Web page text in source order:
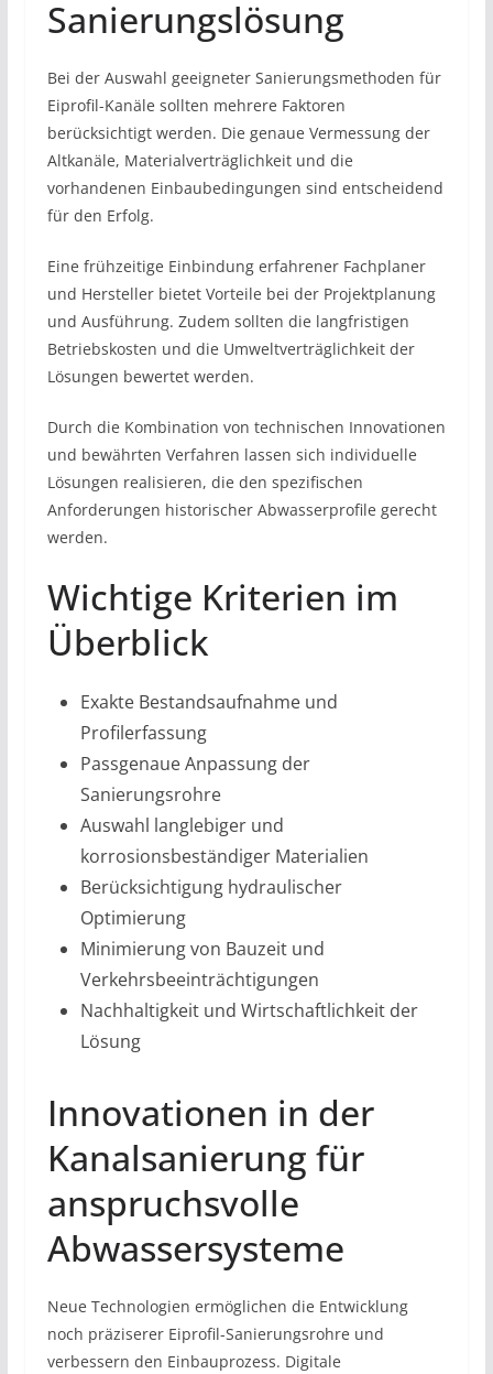
Sanierungslösung
Bei der Auswahl geeigneter Sanierungsmethoden für
Eiprofil-Kanäle sollten mehrere Faktoren
berücksichtigt werden. Die genaue Vermessung der
Altkanäle, Materialverträglichkeit und die
vorhandenen Einbaubedingungen sind entscheidend
für den Erfolg.
Eine frühzeitige Einbindung erfahrener Fachplaner
und Hersteller bietet Vorteile bei der Projektplanung
und Ausführung. Zudem sollten die langfristigen
Betriebskosten und die Umweltverträglichkeit der
Lösungen bewertet werden.
Durch die Kombination von technischen Innovationen
und bewährten Verfahren lassen sich individuelle
Lösungen realisieren, die den spezifischen
Anforderungen historischer Abwasserprofile gerecht
werden.
Wichtige Kriterien im
Überblick
Exakte Bestandsaufnahme und
Profilerfassung
Passgenaue Anpassung der
Sanierungsrohre
Auswahl langlebiger und
korrosionsbeständiger Materialien
Berücksichtigung hydraulischer
Optimierung
Minimierung von Bauzeit und
Verkehrsbeeinträchtigungen
Nachhaltigkeit und Wirtschaftlichkeit der
Lösung
Innovationen in der
Kanalsanierung für
anspruchsvolle
Abwassersysteme
Neue Technologien ermöglichen die Entwicklung
noch präziserer Eiprofil-Sanierungsrohre und
verbessern den Einbauprozess. Digitale